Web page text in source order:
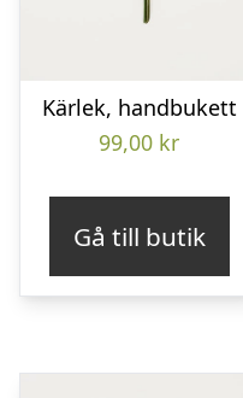
Kärlek, handbukett
99,00 kr
Gå till butik